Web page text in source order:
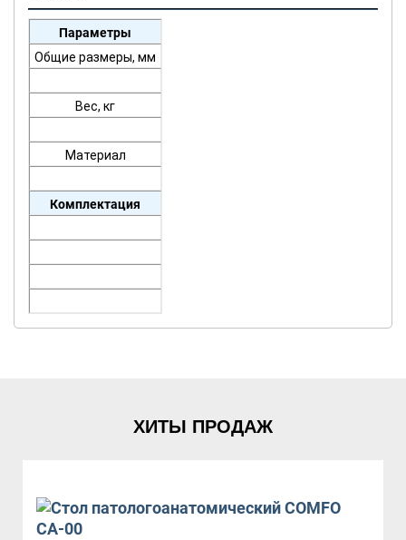
Параметры
Общие размеры, мм
Вес, кг
Материал
Комплектация
ХИТЫ ПРОДАЖ